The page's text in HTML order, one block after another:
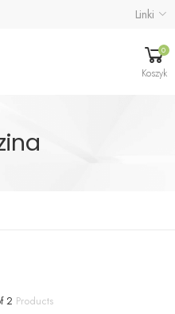
Linki
0
Koszyk
2 Products